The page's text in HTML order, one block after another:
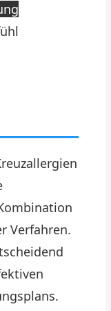
Verfahren.